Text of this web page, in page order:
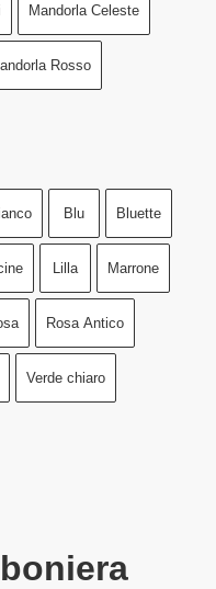
Mandorla Celeste
Rosso
Blu Bluette
Lilla Marrone
Rosa Antico
Verde chiaro